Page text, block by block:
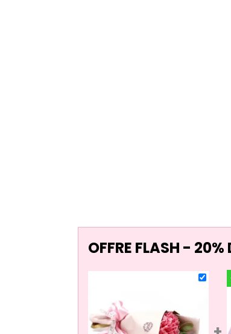
OFFRE FLASH - 20%